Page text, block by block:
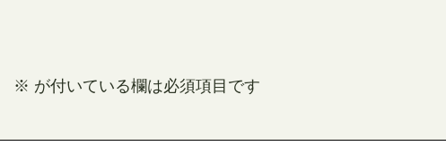
※ が付いている欄は必須項目です